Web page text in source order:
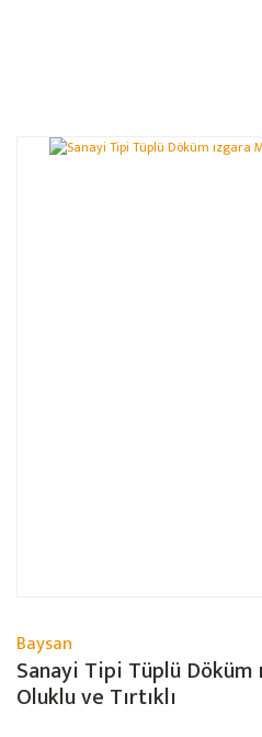
Baysan
Sanayi Tipi Tüplü
Oluklu ve Tırtıklı